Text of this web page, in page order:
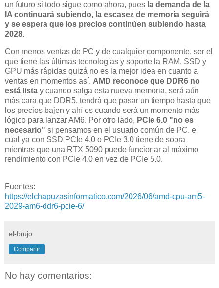
un futuro si todo sigue como ahora, pues la demanda de la
IA continuará subiendo, la escasez de memoria seguirá
y se espera que los precios continúen subiendo hasta
2028.
Con menos ventas de PC y de cualquier componente, ser el
que tiene las últimas tecnologías y soporte la RAM, SSD y
GPU más rápidas quizá no es la mejor idea en cuanto a
ventas en momentos así. AMD reconoce que DDR6 no
está lista y cuando salga esta nueva memoria, será aún
más cara que DDR5, tendrá que pasar un tiempo hasta que
los precios bajen y ahí es cuando será un momento más
lógico para lanzar AM6. Por otro lado, PCIe 6.0 "no es
necesario" si pensamos en el usuario común de PC, el
cual ya con SSD PCIe 4.0 o PCIe 3.0 tiene de sobra
mientras que una RTX 5090 puede funcionar al máximo
rendimiento con PCIe 4.0 en vez de PCIe 5.0.
Fuentes:
https://elchapuzasinformatico.com/2026/06/amd-cpu-am5-
2029-am6-ddr6-pcie-6/
el-brujo
Compartir
No hay comentarios: